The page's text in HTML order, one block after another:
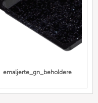
emaljerte_gn_beholdere